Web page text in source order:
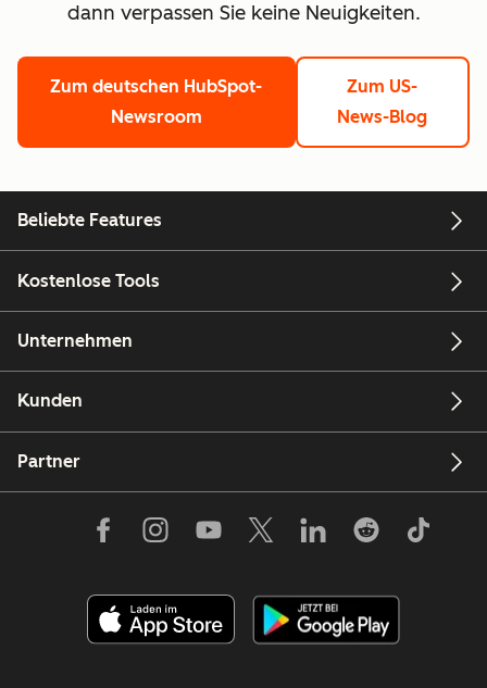
dann verpassen Sie keine Neuigkeiten.
Zum deutschen HubSpot-
Newsroom
Zum US-
News-Blog
Beliebte Features
Kostenlose Tools
Unternehmen
Kunden
Partner